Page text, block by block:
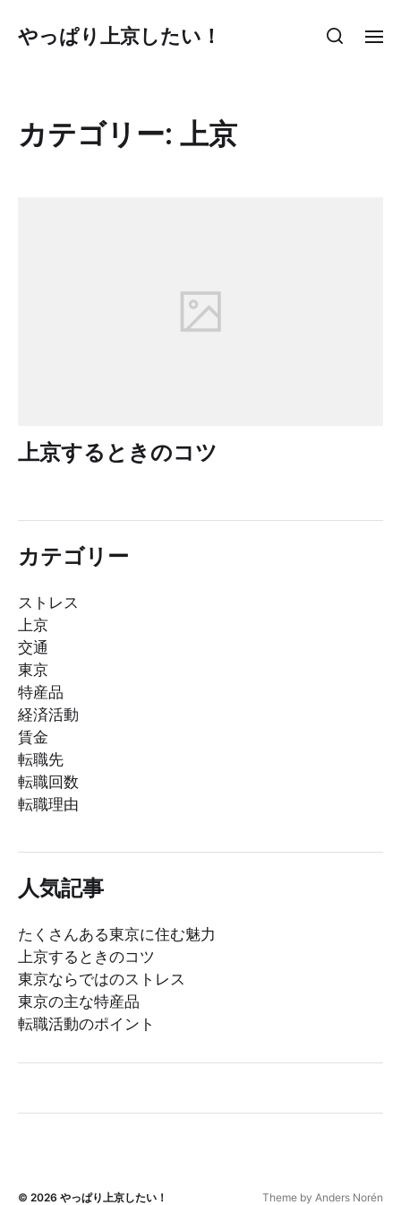
やっぱり上京したい！
カテゴリー: 上京
上京するときのコツ
カテゴリー
ストレス
上京
交通
東京
特産品
経済活動
賃金
転職先
転職回数
転職理由
人気記事
たくさんある東京に住む魅力
上京するときのコツ
東京ならではのストレス
東京の主な特産品
転職活動のポイント
© 2026 やっぱり上京したい！ Theme by Anders Norén